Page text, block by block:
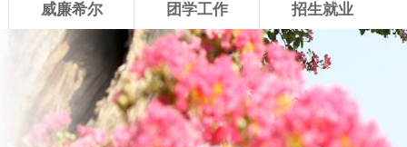
威廉希尔 团学工作 招生就业